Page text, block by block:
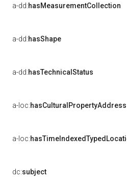
a-dd:hasMeasurementCollection
a-dd:hasShape
a-dd:hasTechnicalStatus
a-loc:hasCulturalPropertyAddress
a-loc:
dc:subject